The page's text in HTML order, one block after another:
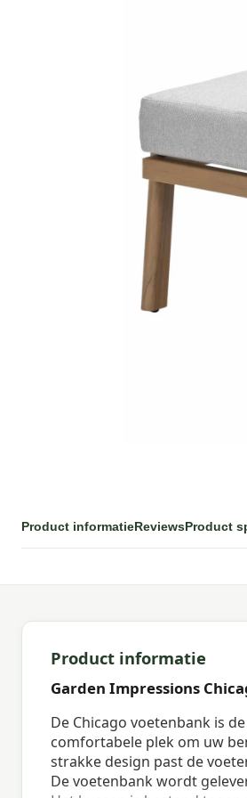
Product informatieReviewsProduct
Product informatie
Garden Impressions
De Chicago voetenbank is
comfortabele plek om uw
strakke design past de
De voetenbank wordt